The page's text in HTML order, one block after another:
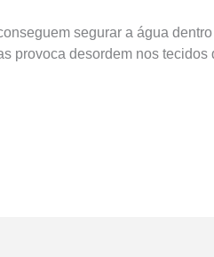
segurar a água
provoca desordem nos